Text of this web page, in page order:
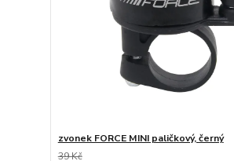
zvonek FORCE MINI paličkový, černý
39 Kč